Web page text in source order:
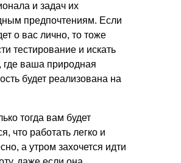
и задач их
предпочтениям. Если
о вас лично, то тоже
тестирование и искать
где ваша природная
будет реализована на
тогда вам будет
что работать легко и
а утром захочется идти